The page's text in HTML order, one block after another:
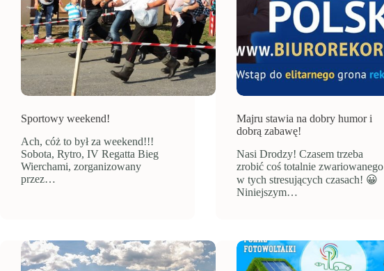
Sportowy weekend!
Ach, cóż to był za weekend!!!
Sobota, Rytro, IV Regatta Bieg
Wierchami, zorganizowany
przez…
Majru stawia na dobry humor i
dobrą zabawę!
Nasi Drodzy! Czasem trzeba
zrobić coś totalnie zwariowanego
w tych stresujących czasach! 😀
Niniejszym…